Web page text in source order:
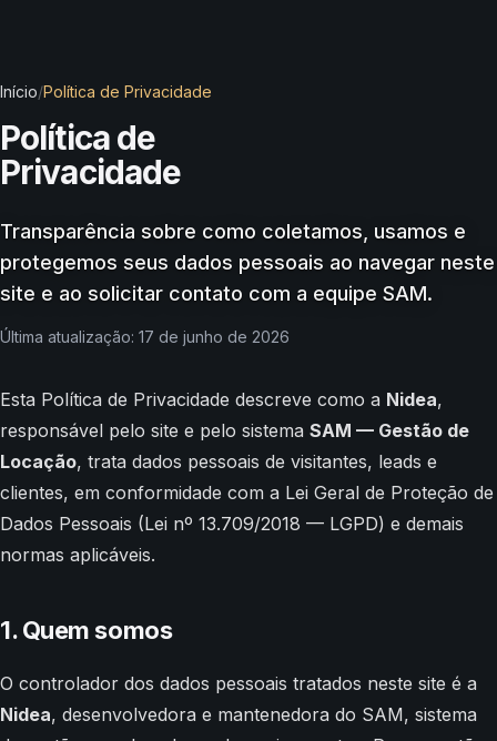
Início/Política de Privacidade
Política de
Privacidade
Transparência sobre como coletamos, usamos e
protegemos seus dados pessoais ao navegar neste
site e ao solicitar contato com a equipe SAM.
Última atualização: 17 de junho de 2026
Esta Política de Privacidade descreve como a Nidea,
responsável pelo site e pelo sistema SAM — Gestão de
Locação, trata dados pessoais de visitantes, leads e
clientes, em conformidade com a Lei Geral de Proteção de
Dados Pessoais (Lei nº 13.709/2018 — LGPD) e demais
normas aplicáveis.
1. Quem somos
O controlador dos dados pessoais tratados neste site é a
Nidea, desenvolvedora e mantenedora do SAM, sistema